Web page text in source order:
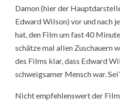
Damon (hier der
Edward Wilson) vor und nach
hat, den Film um fast 40
schätze mal allen Zuschauern
des Films klar, dass Edward
schweigsamer Mensch war.
Nicht empfehlenswert der